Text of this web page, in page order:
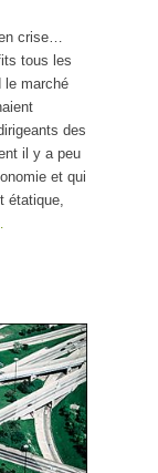
crise…
tous les
le marché
des
il y a peu
et qui
étatique,